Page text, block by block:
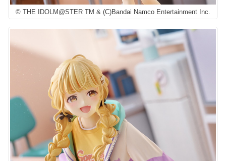
© THE IDOLM@STER TM & (C)Bandai Namco Entertainment Inc.